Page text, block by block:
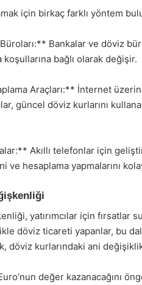
için birkaç farklı yöntem
Bankalar ve döviz
bağlı olarak değişir.
Araçları:** İnternet
güncel döviz kurlarını
Akıllı telefonlar için
ve hesaplama yapmalarını
yatırımcılar için fırsatlar
döviz ticareti yapanlar, bu
döviz kurlarındaki ani
değer kazanacağını